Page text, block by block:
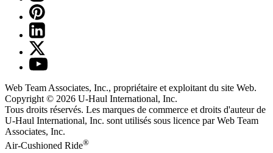
Web Team Associates, Inc., propriétaire et exploitant du site Web.
Copyright © 2026 U-Haul International, Inc.
Tous droits réservés. Les marques de commerce et droits d'auteur de
U-Haul International, Inc. sont utilisés sous licence par Web Team
Associates, Inc.
Air-Cushioned Ride®